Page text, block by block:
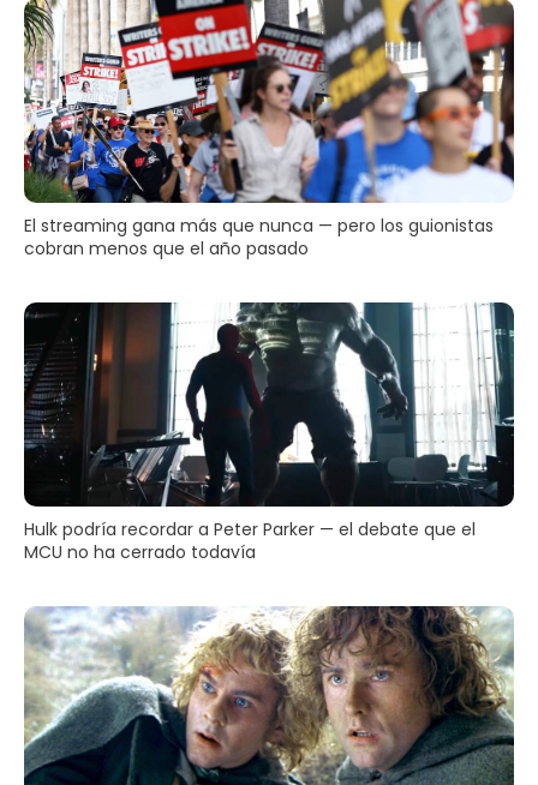
El streaming gana más que nunca — pero los guionistas
cobran menos que el año pasado
Hulk podría recordar a Peter Parker — el debate que el
MCU no ha cerrado todavía